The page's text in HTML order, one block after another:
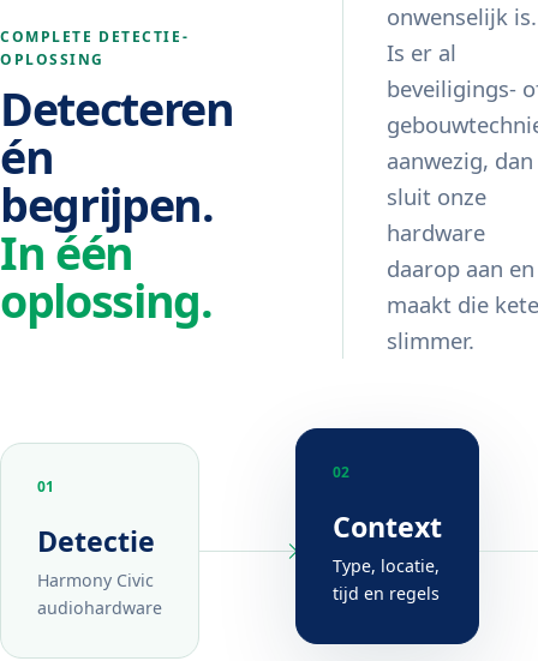
COMPLETE DETECTIE-
OPLOSSING
Detecteren
én
begrijpen.
In één
oplossing.
onwenselijk is.
Is er al
beveiligings-
aanwezig, dan
sluit onze
hardware
daarop aan en
maakt die
slimmer.
01
Detectie
Harmony Civic
audiohardware
02
Context
Type, locatie,
tijd en regels